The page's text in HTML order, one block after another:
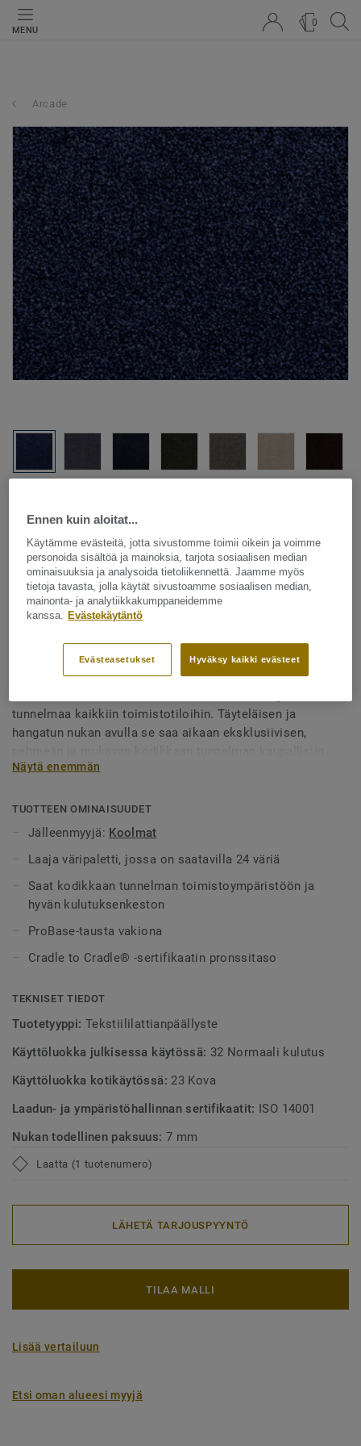
MENU
0
Arcade
SUUNNITTELUOHJELMA
Tekstiililattia – laatat
Arcade - Arcade B023 8811
tunnelmaa kaikkiin toimistotiloihin. Täyteläisen ja
hangatun nukan avulla se saa aikaan eksklusiivisen,
ympäristöihin. Tekstiililattia kestää myös voimakasta
beigen sävyistä värikkäisiin punaisen, violetin ja kullan
sävyihin.
Näytä enemmän
TUOTTEEN OMINAISUUDET
Jälleenmyyjä: Koolmat
Laaja väripaletti, jossa on saatavilla 24 väriä
Saat kodikkaan tunnelman toimistoympäristöön ja
hyvän kulutuksenkeston
ProBase-tausta vakiona
Cradle to Cradle® -sertifikaatin pronssitaso
TEKNISET TIEDOT
Tuotetyyppi: Tekstiililattianpäällyste
Käyttöluokka julkisessa käytössä: 32 Normaali kulutus
Käyttöluokka kotikäytössä: 23 Kova
Laadun- ja ympäristöhallinnan sertifikaatit: ISO 14001
Nukan todellinen paksuus: 7 mm
Laatta (1 tuotenumero)
LÄHETÄ TARJOUSPYYNTÖ
TILAA MALLI
Lisää vertailuun
Etsi oman alueesi myyjä
Ennen kuin aloitat...
Käytämme evästeitä, jotta sivustomme toimii oikein ja voimme
personoida sisältöä ja mainoksia, tarjota sosiaalisen median
ominaisuuksia ja analysoida tietoliikennettä. Jaamme myös
tietoja tavasta, jolla käytät sivustoamme sosiaalisen median,
mainonta- ja analytiikkakumppaneidemme
kanssa. Evästekäytäntö
Hyväksy kaikki evästeet
Evästeasetukset